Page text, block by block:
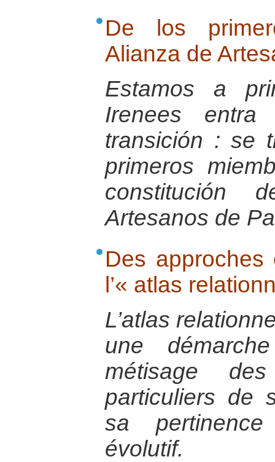
De los
Alianza de
Estamos a
Irenees
transición : se
primeros
constitución
Artesanos de
Des
l’« atlas
L’atlas
une
métisage
particuliers de
sa
évolutif.